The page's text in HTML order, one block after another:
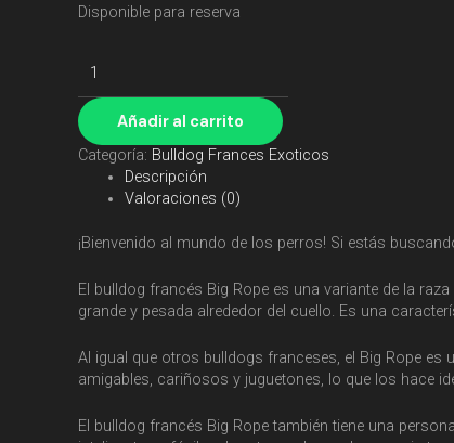
Disponible para reserva
Añadir al carrito
Categoría: Bulldog Frances Exoticos
Descripción
Valoraciones (0)
¡Bienvenido al mundo de los perros! Si estás
El bulldog francés Big Rope es una variante de la
grande y pesada alrededor del cuello. Es una
Al igual que otros bulldogs franceses, el Big Rope
amigables, cariñosos y juguetones, lo que los hace
El bulldog francés Big Rope también tiene una